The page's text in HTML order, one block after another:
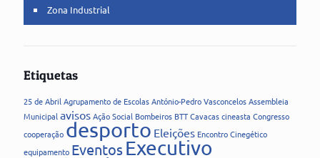
Zona Industrial
Etiquetas
25 de Abril Agrupamento de EscolasAntónio-Pedro VasconcelosAssembleia
Municipal avisosAção Social Bombeiros BTTCavacascineasta Congresso
cooperação desporto Eleições Encontro Cinegético
equipamento Eventos Executivo